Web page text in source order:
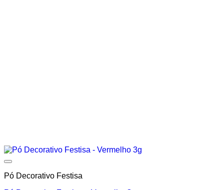
Pó Decorativo Festisa